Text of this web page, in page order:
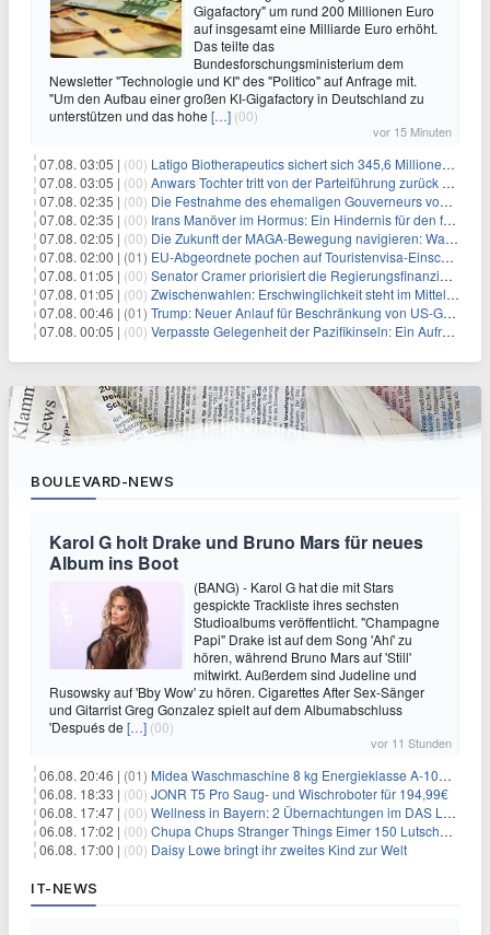
Gigafactory" um rund 200 Millionen Euro
auf insgesamt eine Milliarde Euro erhöht.
Das teilte das
Bundesforschungsministerium dem
Newsletter "Technologie und KI" des "Politico" auf Anfrage mit.
"Um den Aufbau einer großen KI-Gigafactory in Deutschland zu
unterstützen und das hohe […] (00)
vor 15 Minuten
07.08. 03:05 | (00) Latigo Biotherapeutics sichert sich 345,6 Millionen Dollar in einer erhöhten IPO und ebnet den Weg für nicht-opioide Schmerztherapie
07.08. 03:05 | (00) Anwars Tochter tritt von der Parteiführung zurück und hebt politische Turbulenzen hervor
07.08. 02:35 | (00) Die Festnahme des ehemaligen Gouverneurs von Mexiko hebt die anhaltenden Herausforderungen in der Governance und im Geschäftsumfeld hervor
07.08. 02:35 | (00) Irans Manöver im Hormus: Ein Hindernis für den freien Handel und das Investorenvertrauen
07.08. 02:05 | (00) Die Zukunft der MAGA-Bewegung navigieren: Was steht für Investoren auf dem Spiel?
07.08. 02:00 | (01) EU-Abgeordnete pochen auf Touristenvisa-Einschränkungen für Russen
07.08. 01:05 | (00) Senator Cramer priorisiert die Regierungsfinanzierung angesichts des bevorstehenden Ferienbeginns
07.08. 01:05 | (00) Zwischenwahlen: Erschwinglichkeit steht im Mittelpunkt, während die Demokraten auf die Mehrheit im Repräsentantenhaus zielen
07.08. 00:46 | (01) Trump: Neuer Anlauf für Beschränkung von US-Geburtsrecht
07.08. 00:05 | (00) Verpasste Gelegenheit der Pazifikinseln: Ein Aufruf zu einer stärkeren Haltung gegen Chinas militärische Provokationen
BOULEVARD-NEWS
Karol G holt Drake und Bruno Mars für neues
Album ins Boot
(BANG) - Karol G hat die mit Stars
gespickte Trackliste ihres sechsten
Studioalbums veröffentlicht. "Champagne
Papi" Drake ist auf dem Song 'Ahí' zu
hören, während Bruno Mars auf 'Still'
mitwirkt. Außerdem sind Judeline und
Rusowsky auf 'Bby Wow' zu hören. Cigarettes After Sex-Sänger
und Gitarrist Greg Gonzalez spielt auf dem Albumabschluss
'Después de […] (00)
vor 11 Stunden
06.08. 20:46 | (01) Midea Waschmaschine 8 kg Energieklasse A-10% 1400 U/Min für 289,97€
06.08. 18:33 | (00) JONR T5 Pro Saug- und Wischroboter für 194,99€
06.08. 17:47 | (00) Wellness in Bayern: 2 Übernachtungen im DAS LUDWIG Sports Resort inkl. HP + Wellness ab 174€ p.P.
06.08. 17:02 | (00) Chupa Chups Stranger Things Eimer 150 Lutscher für 21,95€
06.08. 17:00 | (00) Daisy Lowe bringt ihr zweites Kind zur Welt
IT-NEWS